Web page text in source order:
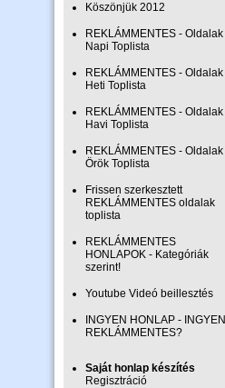
Köszönjük 2012
REKLÁMMENTES - Oldalak
Napi Toplista
REKLÁMMENTES - Oldalak
Heti Toplista
REKLÁMMENTES - Oldalak
Havi Toplista
REKLÁMMENTES - Oldalak
Örök Toplista
Frissen szerkesztett
REKLÁMMENTES oldalak
toplista
REKLÁMMENTES
HONLAPOK - Kategóriák
szerint!
Youtube Videó beillesztés
INGYEN HONLAP - INGYEN
REKLÁMMENTES?
Saját honlap készítés
Regisztráció